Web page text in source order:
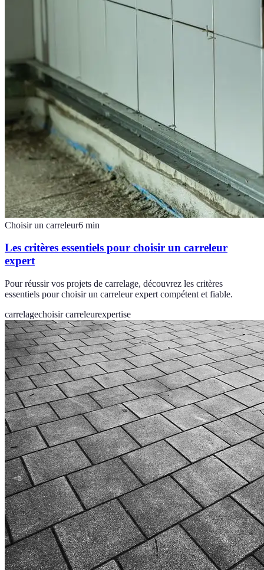
Choisir un carreleur6 min
Les critères essentiels pour choisir un carreleur
expert
Pour réussir vos projets de carrelage, découvrez les critères
essentiels pour choisir un carreleur expert compétent et fiable.
carrelagechoisir carreleurexpertise